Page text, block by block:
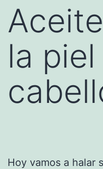
la
Hoy vamos a halar